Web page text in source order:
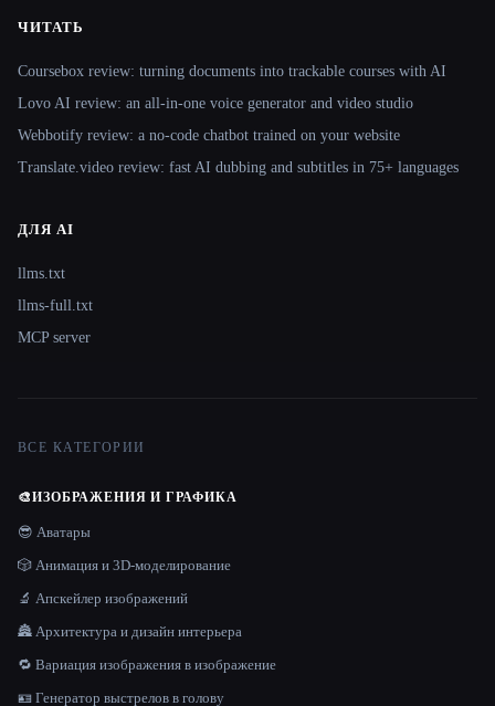
ЧИТАТЬ
Coursebox review: turning documents into trackable courses with AI
Lovo AI review: an all-in-one voice generator and video studio
Webbotify review: a no-code chatbot trained on your website
Translate.video review: fast AI dubbing and subtitles in 75+ languages
ДЛЯ AI
llms.txt
llms-full.txt
MCP server
ВСЕ КАТЕГОРИИ
🎨ИЗОБРАЖЕНИЯ И ГРАФИКА
😎 Аватары
🎲 Анимация и 3D-моделирование
🔬 Апскейлер изображений
🏯 Архитектура и дизайн интерьера
🔁 Вариация изображения в изображение
🪪 Генератор выстрелов в голову